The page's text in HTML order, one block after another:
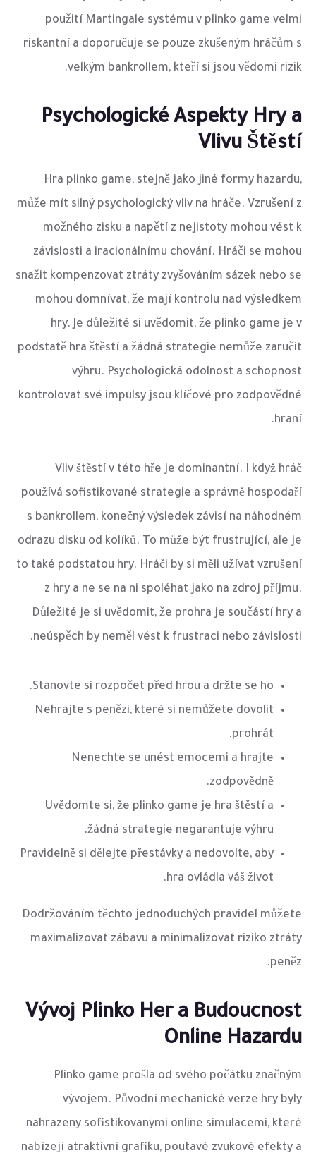
použití Martingale systému v plinko game velmi
riskantní a doporučuje se pouze zkušeným hráčům s
velkým bankrollem, kteří si jsou vědomi rizik.
Psychologické Aspekty Hry a
Vlivu Štěstí
Hra plinko game, stejně jako jiné formy hazardu,
může mít silný psychologický vliv na hráče. Vzrušení z
možného zisku a napětí z nejistoty mohou vést k
závislosti a iracionálnímu chování. Hráči se mohou
snažit kompenzovat ztráty zvyšováním sázek nebo se
mohou domnívat, že mají kontrolu nad výsledkem
hry. Je důležité si uvědomit, že plinko game je v
podstatě hra štěstí a žádná strategie nemůže zaručit
výhru. Psychologická odolnost a schopnost
kontrolovat své impulsy jsou klíčové pro zodpovědné
hraní.
Vliv štěstí v této hře je dominantní. I když hráč
používá sofistikované strategie a správně hospodaří
s bankrollem, konečný výsledek závisí na náhodném
odrazu disku od kolíků. To může být frustrující, ale je
to také podstatou hry. Hráči by si měli užívat vzrušení
z hry a ne se na ni spoléhat jako na zdroj příjmu.
Důležité je si uvědomit, že prohra je součástí hry a
neúspěch by neměl vést k frustraci nebo závislosti.
Stanovte si rozpočet před hrou a držte se ho.
Nehrajte s penězi, které si nemůžete dovolit
prohrát.
Nenechte se unést emocemi a hrajte
zodpovědně.
Uvědomte si, že plinko game je hra štěstí a
žádná strategie negarantuje výhru.
Pravidelně si dělejte přestávky a nedovolte, aby
hra ovládla váš život.
Dodržováním těchto jednoduchých pravidel můžete
maximalizovat zábavu a minimalizovat riziko ztráty
peněz.
Vývoj Plinko Her a Budoucnost
Online Hazardu
Plinko game prošla od svého počátku značným
vývojem. Původní mechanické verze hry byly
nahrazeny sofistikovanými online simulacemi, které
nabízejí atraktivní grafiku, poutavé zvukové efekty a